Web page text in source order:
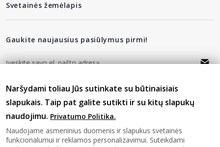
Svetainės žemėlapis
Gaukite naujausius pasiūlymus pirmi!
Sutinku suprivatumo politika
Sekite mus
Naršydami toliau Jūs sutinkate su būtinaisiais
slapukais. Taip pat galite sutikti ir su kitų slapukų
naudojimu. Privatumo Politika.
Naudojame asmeninius duomenis ir slapukus svetainės
funkcionalumui ir reklamos personalizavimui. Suteikdami